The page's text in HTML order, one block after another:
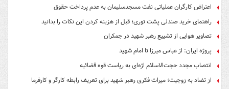
اعتراض کارگران عملیاتی نفت مسجدسلیمان به عدم پرداخت حقوق
راهنمای خرید صندلی پشت توری؛ قبل از هزینه کردن این نکات را بدانید
تصاویر هوایی از تشییع رهبر شهید در جمکران
پروژه ایران: از عباس میرزا تا امام شهید
انتصاب مجدد حجت‌الاسلام اژه‌ای به ریاست قوه‌ قضائیه
از تضاد به زوجیت؛ میراث فکری رهبر شهید برای تعریف رابطه کارگر و کارفرما